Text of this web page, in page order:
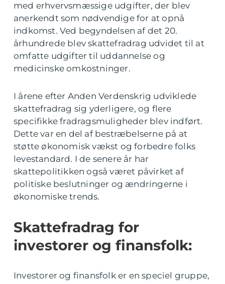
med erhvervsmæssige udgifter, der blev
anerkendt som nødvendige for at opnå
indkomst. Ved begyndelsen af det 20.
århundrede blev skattefradrag udvidet til at
omfatte udgifter til uddannelse og
medicinske omkostninger.
I årene efter Anden Verdenskrig udviklede
skattefradrag sig yderligere, og flere
specifikke fradragsmuligheder blev indført.
Dette var en del af bestræbelserne på at
støtte økonomisk vækst og forbedre folks
levestandard. I de senere år har
skattepolitikken også været påvirket af
politiske beslutninger og ændringerne i
økonomiske trends.
Skattefradrag for
investorer og finansfolk:
Investorer og finansfolk er en speciel gruppe,